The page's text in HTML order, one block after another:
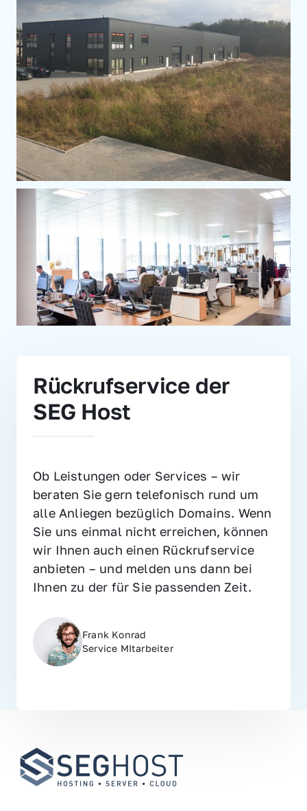
Rückrufservice der
SEG Host
Ob Leistungen oder Services – wir
beraten Sie gern telefonisch rund um
alle Anliegen bezüglich Domains. Wenn
Sie uns einmal nicht erreichen, können
wir Ihnen auch einen Rückrufservice
anbieten – und melden uns dann bei
Ihnen zu der für Sie passenden Zeit.
Frank Konrad
Service MItarbeiter